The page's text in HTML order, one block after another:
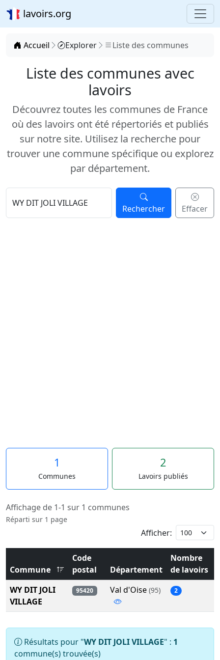
lavoirs.org
Accueil Explorer Liste des communes
Liste des communes avec
lavoirs
Découvrez toutes les communes de France
où des lavoirs ont été répertoriés et publiés
sur notre site. Utilisez la recherche pour
trouver une commune spécifique ou explorez
par département.
Rechercher Effacer
1
Communes
2
Lavoirs publiés
Affichage de 1-1 sur 1 communes
Réparti sur 1 page
Afficher:
Commune
Code
postal
Département
Nombre
de lavoirs
WY DIT JOLI
VILLAGE
95420 Val d'Oise (95) 2
Résultats pour "WY DIT JOLI VILLAGE" : 1
commune(s) trouvée(s)